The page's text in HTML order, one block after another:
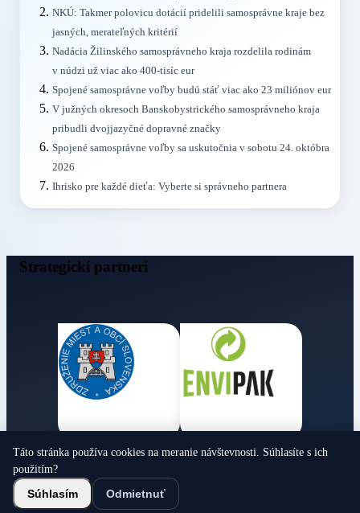
NKÚ: Takmer polovicu dotácií pridelili samosprávne kraje bez
jasných, merateľných kritérií
Nadácia Žilinského samosprávneho kraja rozdelila rodinám
v núdzi už viac ako 400-tisíc eur
Spojené samosprávne voľby budú stáť viac ako 23 miliónov eur
V južných okresoch Banskobystrického samosprávneho kraja
pribudli dvojjazyčné dopravné značky
Spojené samosprávne voľby sa uskutočnia v sobotu 24. októbra
2026
Ihrisko pre každé dieťa: Vyberte si správneho partnera
Strategickí partneri
Obecné noviny
© 2026 Všetky práva vyhradené
Táto stránka používa cookies na meranie návštevnosti. Súhlasíte s ich
použitím?
Súhlasím Odmietnuť